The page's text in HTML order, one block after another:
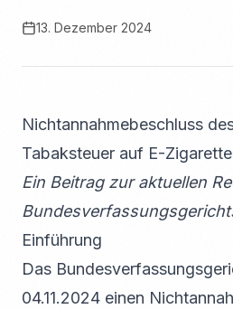
13. Dezember 2024
Nichtannahmebeschluss
Tabaksteuer auf E-
Ein Beitrag zur aktuellen
Einführung
Das
04.11.2024 einen